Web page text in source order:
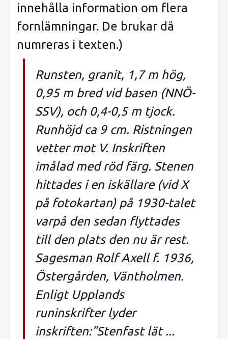
innehålla information om flera
fornlämningar. De brukar då
numreras i texten.)
Runsten, granit, 1,7 m hög,
0,95 m bred vid basen (NNÖ-
SSV), och 0,4-0,5 m tjock.
Runhöjd ca 9 cm. Ristningen
vetter mot V. Inskriften
imålad med röd färg. Stenen
hittades i en iskällare (vid X
på fotokartan) på 1930-talet
varpå den sedan flyttades
till den plats den nu är rest.
Sagesman Rolf Axell f. 1936,
Östergården, Väntholmen.
Enligt Upplands
runinskrifter lyder
inskriften:"Stenfast lät ...